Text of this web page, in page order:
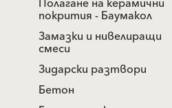
покрития - Баумакол
Замазки и нивелиращи
смеси
Зидарски разтвори
Бетон